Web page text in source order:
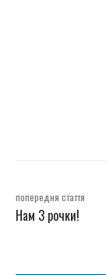
попередня стаття
Нам 3 рочки!